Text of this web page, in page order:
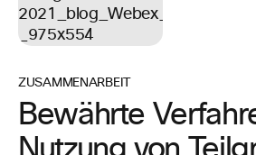
ZUSAMMENARBEIT
Bewährte